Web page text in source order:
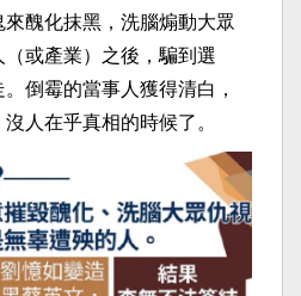
醜化抹黑，洗腦煽動大眾
或產業）之後，騙到選
倒霉的當事人獲得清白，
人在乎真相的時候了。